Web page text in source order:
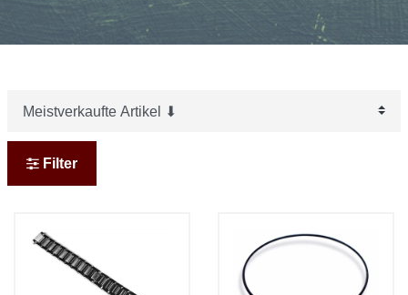
Filter